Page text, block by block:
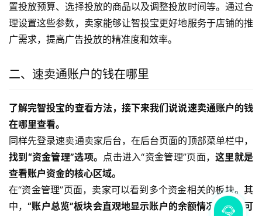
置投放预算、选择投放的商品以及调整投放时间等。通过合
理设置这些参数，卖家能够让智投宝更好地服务于店铺的推
广需求，提高广告投放的精准度和效率。
二、速卖通账户的钱在哪里
了解完智投宝的查看方法，接下来我们说说速卖通账户的钱
在哪里查看。
同样先登录速卖通卖家后台，在后台页面的顶部菜单栏中，
找到“资金管理”选项。 点击进入“资金管理”页面，这里就是
查看账户资金的核心区域。
在“资金管理”页面，卖家可以看到多个资金相关的板块。其
中，“账户总览”板块会直观地显示账户的余额情况，包括可